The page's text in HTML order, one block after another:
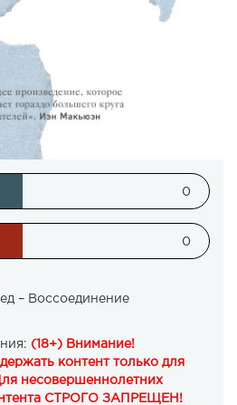
0
0
– Воссоединение
(18+) Внимание!
контент только для
несовершеннолетних
СТРОГО ЗАПРЕЩЕН!